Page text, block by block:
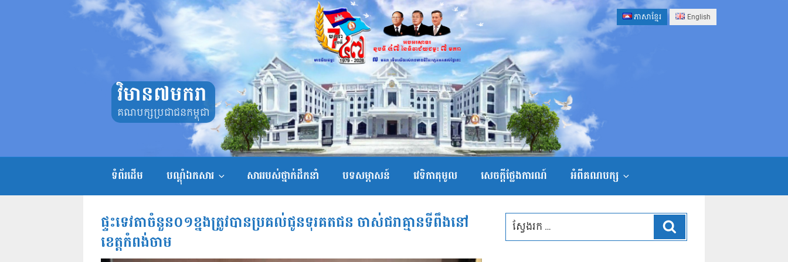
ភាសាខ្មែរ English
វិមាន៧មករា
គណបក្សប្រជាជនកម្ពុជា
ទំព័រដើម បណ្តុំឯកសារ សាររបស់ថ្នាក់ដឹកនាំ បទសម្ភាសន៍ វេទិកាតុមូល សេចក្ដីថ្លែងការណ៍ អំពីគណបក្ស
ផ្ទះទេវតាចំនួន០១ខ្នងត្រូវបានប្រគល់ជូនទុរគតជន ចាស់ជរាគ្មានទីពឹងនៅ
ខេត្តកំពង់ចាម